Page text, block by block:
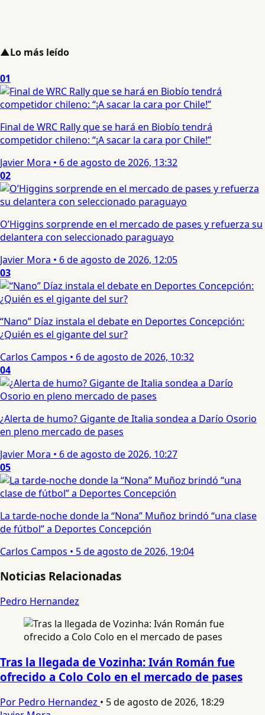
▲Lo más leído
01
Final de WRC Rally que se hará en Biobío tendrá
competidor chileno: “¡A sacar la cara por Chile!”
Javier Mora • 6 de agosto de 2026, 13:32
02
O’Higgins sorprende en el mercado de pases y refuerza su
delantera con seleccionado paraguayo
Javier Mora • 6 de agosto de 2026, 12:05
03
“Nano” Díaz instala el debate en Deportes Concepción:
¿Quién es el gigante del sur?
Carlos Campos • 6 de agosto de 2026, 10:32
04
¿Alerta de humo? Gigante de Italia sondea a Darío Osorio
en pleno mercado de pases
Javier Mora • 6 de agosto de 2026, 10:27
05
La tarde-noche donde la “Nona” Muñoz brindó “una clase
de fútbol” a Deportes Concepción
Carlos Campos • 5 de agosto de 2026, 19:04
Noticias Relacionadas
Pedro Hernandez
Tras la llegada de Vozinha: Iván Román fue
ofrecido a Colo Colo en el mercado de pases
Por Pedro Hernandez • 5 de agosto de 2026, 18:29